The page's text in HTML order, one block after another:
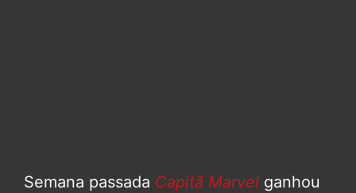
Semana passada Capitã Marvel ganhou